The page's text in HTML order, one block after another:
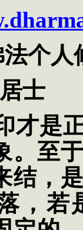
个人
士
才是
。至
结，
，若